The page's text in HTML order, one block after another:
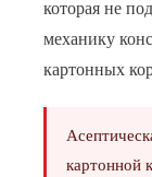
колпачок
5
материалов
и
которая не
механику
картонных
картонной